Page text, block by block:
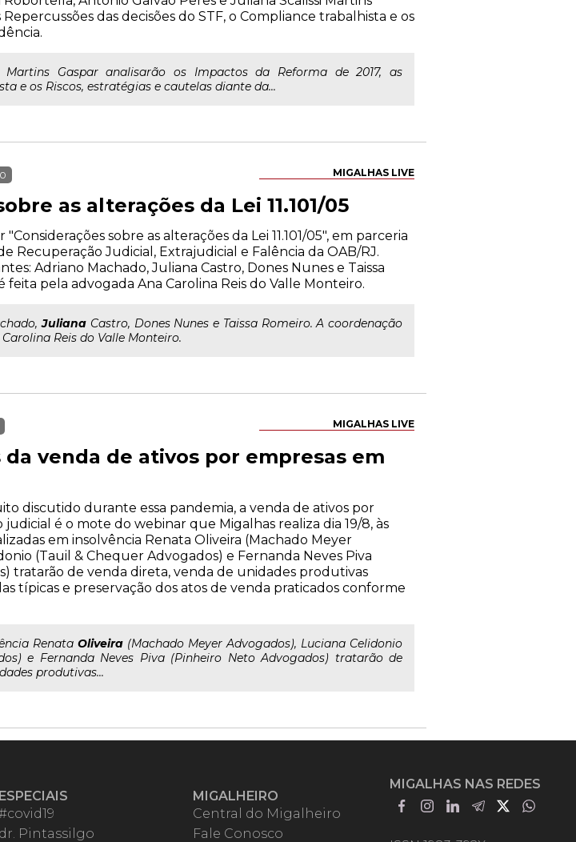
das decisões do STF, o Compliance trabalhista e os
Martins Gaspar analisarão os Impactos da Reforma de 2017, as
e os Riscos, estratégias e cautelas diante da...
MIGALHAS LIVE
as alterações da Lei 11.101/05
sobre as alterações da Lei 11.101/05", em parceria
Recuperação Judicial, Extrajudicial e Falência da OAB/RJ.
Adriano Machado, Juliana Castro, Dones Nunes e Taissa
feita pela advogada Ana Carolina Reis do Valle Monteiro.
Juliana Castro, Dones Nunes e Taissa Romeiro. A coordenação
Reis do Valle Monteiro.
MIGALHAS LIVE
venda de ativos por empresas em
discutido durante essa pandemia, a venda de ativos por
é o mote do webinar que Migalhas realiza dia 19/8, às
em insolvência Renata Oliveira (Machado Meyer
(Tauil & Chequer Advogados) e Fernanda Neves Piva
tratarão de venda direta, venda de unidades produtivas
típicas e preservação dos atos de venda praticados conforme
Renata Oliveira (Machado Meyer Advogados), Luciana Celidonio
e Fernanda Neves Piva (Pinheiro Neto Advogados) tratarão de
produtivas...
ESPECIAIS
dr. Pintassilgo
MIGALHEIRO
Central do Migalheiro
Fale Conosco
MIGALHAS NAS REDES